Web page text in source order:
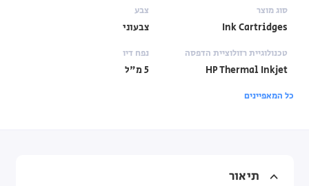
סוג מוצר
Ink Cartridges
צבע
צבעוני
טכנולוגיית רזולוציית הדפסה
HP Thermal Inkjet
נפח דיו
5 מ"ל
כל המאפיינים
תיאור